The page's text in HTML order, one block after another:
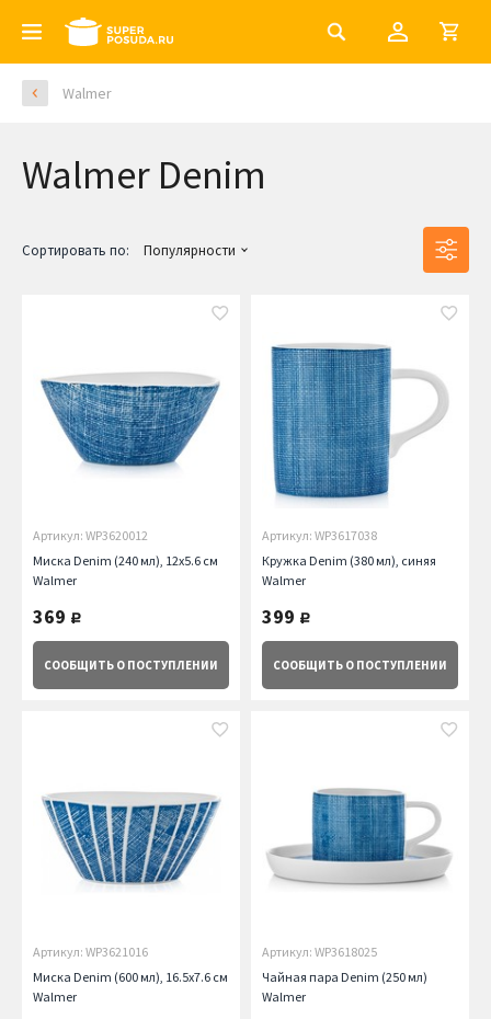
Walmer
Walmer Denim
Сортировать по: Популярности
Артикул: WP3620012
Миска Denim (240 мл), 12х5.6 см
Walmer
369 руб.
СООБЩИТЬ О ПОСТУПЛЕНИИ
Артикул: WP3617038
Кружка Denim (380 мл), синяя
Walmer
399 руб.
СООБЩИТЬ О ПОСТУПЛЕНИИ
Артикул: WP3621016
Миска Denim (600 мл), 16.5х7.6 см
Walmer
Артикул: WP3618025
Чайная пара Denim (250 мл)
Walmer